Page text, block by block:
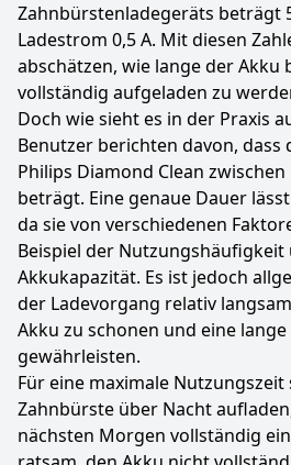
Zahnbürstenladegeräts beträgt
Ladestrom 0,5 A. Mit diesen
abschätzen, wie lange der Akku
vollständig aufgeladen zu
Doch wie sieht es in der Praxis
Benutzer berichten davon, dass
Philips Diamond Clean
beträgt. Eine genaue Dauer
da sie von verschiedenen
Beispiel der Nutzungshäufigkeit
Akkukapazität. Es ist jedoch
der Ladevorgang relativ
Akku zu schonen und eine
gewährleisten.
Für eine maximale Nutzungszeit
Zahnbürste über Nacht
nächsten Morgen vollständig